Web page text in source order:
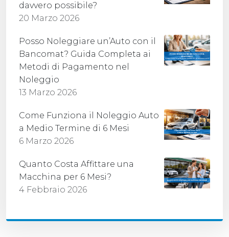
davvero possibile?
20 Marzo 2026
Posso Noleggiare un’Auto con il
Bancomat? Guida Completa ai
Metodi di Pagamento nel
Noleggio
13 Marzo 2026
Come Funziona il Noleggio Auto
a Medio Termine di 6 Mesi
6 Marzo 2026
Quanto Costa Affittare una
Macchina per 6 Mesi?
4 Febbraio 2026